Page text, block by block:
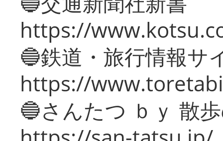
https://
🔵鉄道・旅行情報サ
https://
🔵さんたつ ｂｙ 散